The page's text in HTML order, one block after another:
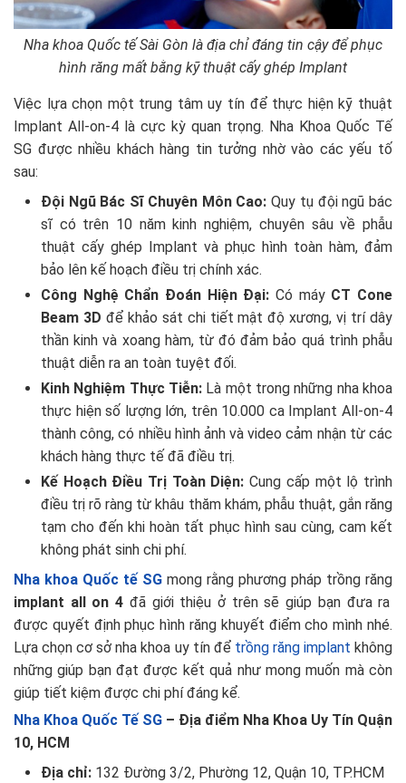
Nha khoa Quốc tế Sài Gòn là địa chỉ đáng tin cậy để phục
hình răng mất bằng kỹ thuật cấy ghép Implant
Việc lựa chọn một trung tâm uy tín để thực hiện kỹ thuật
Implant All-on-4 là cực kỳ quan trọng. Nha Khoa Quốc Tế
SG được nhiều khách hàng tin tưởng nhờ vào các yếu tố
sau:
Đội Ngũ Bác Sĩ Chuyên Môn Cao: Quy tụ đội ngũ bác
sĩ có trên 10 năm kinh nghiệm, chuyên sâu về phẫu
thuật cấy ghép Implant và phục hình toàn hàm, đảm
bảo lên kế hoạch điều trị chính xác.
Công Nghệ Chẩn Đoán Hiện Đại: Có máy CT Cone
Beam 3D để khảo sát chi tiết mật độ xương, vị trí dây
thần kinh và xoang hàm, từ đó đảm bảo quá trình phẫu
thuật diễn ra an toàn tuyệt đối.
Kinh Nghiệm Thực Tiễn: Là một trong những nha khoa
thực hiện số lượng lớn, trên 10.000 ca Implant All-on-4
thành công, có nhiều hình ảnh và video cảm nhận từ các
khách hàng thực tế đã điều trị.
Kế Hoạch Điều Trị Toàn Diện: Cung cấp một lộ trình
điều trị rõ ràng từ khâu thăm khám, phẫu thuật, gắn răng
tạm cho đến khi hoàn tất phục hình sau cùng, cam kết
không phát sinh chi phí.
Nha khoa Quốc tế SG mong rằng phương pháp trồng răng
implant all on 4 đã giới thiệu ở trên sẽ giúp bạn đưa ra
được quyết định phục hình răng khuyết điểm cho mình nhé.
Lựa chọn cơ sở nha khoa uy tín để trồng răng implant không
những giúp bạn đạt được kết quả như mong muốn mà còn
giúp tiết kiệm được chi phí đáng kể.
Nha Khoa Quốc Tế SG – Địa điểm Nha Khoa Uy Tín Quận
10, HCM
Địa chỉ: 132 Đường 3/2, Phường 12, Quận 10, TP.HCM